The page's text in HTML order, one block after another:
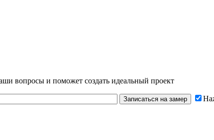
вопросы и поможет создать идеальный проект
Записаться на замер